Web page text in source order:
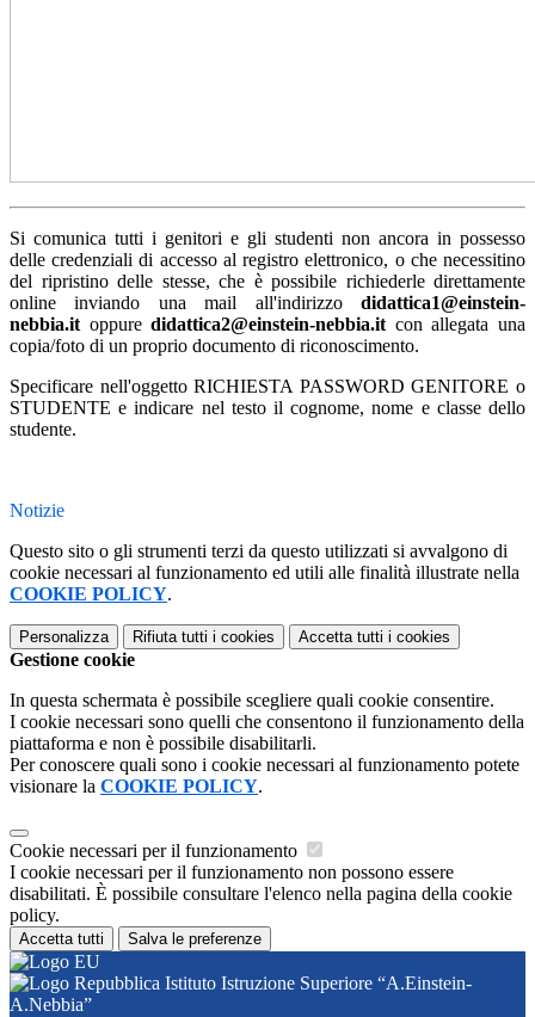
Si comunica tutti i genitori e gli studenti non ancora in possesso
delle credenziali di accesso al registro elettronico, o che necessitino
del ripristino delle stesse, che è possibile richiederle direttamente
online inviando una mail all'indirizzo didattica1@einstein-
nebbia.it oppuredidattica2@einstein-nebbia.it con allegata una
copia/foto di un proprio documento di riconoscimento.
Specificare nell'oggetto RICHIESTA PASSWORD GENITORE o
STUDENTE e indicare nel testo il cognome, nome e classe dello
studente.
Notizie
Questo sito o gli strumenti terzi da questo utilizzati si avvalgono di
cookie necessari al funzionamento ed utili alle finalità illustrate nella
COOKIE POLICY.
Personalizza Rifiuta tutti i cookies Accetta tutti i cookies
Gestione cookie
In questa schermata è possibile scegliere quali cookie consentire.
I cookie necessari sono quelli che consentono il funzionamento della
piattaforma e non è possibile disabilitarli.
Per conoscere quali sono i cookie necessari al funzionamento potete
visionare la COOKIE POLICY.
Cookie necessari per il funzionamento
I cookie necessari per il funzionamento non possono essere
disabilitati. È possibile consultare l'elenco nella pagina della cookie
policy.
Accetta tutti Salva le preferenze
Istituto Istruzione Superiore “A.Einstein-
A.Nebbia”